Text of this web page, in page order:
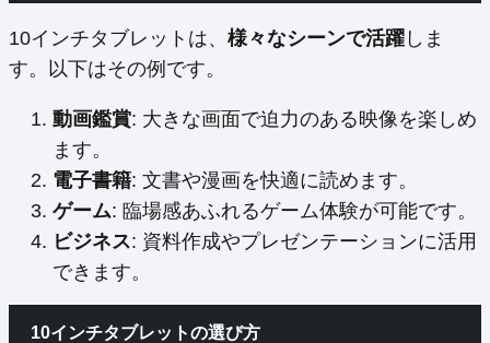
10インチタブレットは、 様々なシーンで活躍 しま
す。以下はその例です。
動画鑑賞: 大きな画面で迫力のある映像を楽しめ
ます。
電子書籍: 文書や漫画を快適に読めます。
ゲーム: 臨場感あふれるゲーム体験が可能です。
ビジネス: 資料作成やプレゼンテーションに活用
できます。
10インチタブレットの選び方